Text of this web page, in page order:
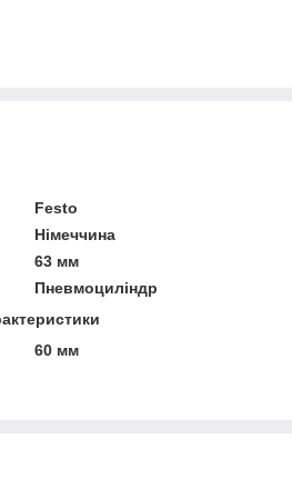
Festo
Німеччина
63 мм
Пневмоциліндр
60 мм